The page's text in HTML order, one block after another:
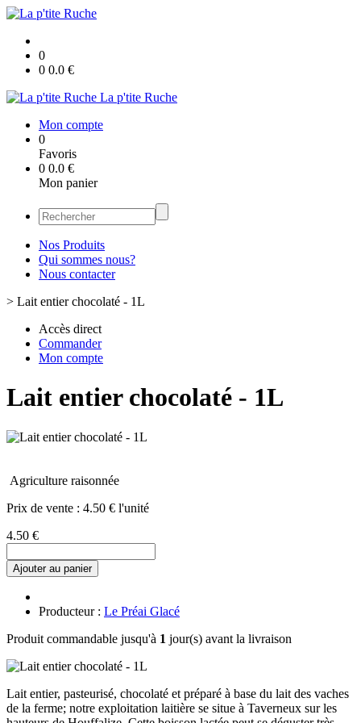
0
0 0.0 €
La p'tite Ruche
Mon compte
0
Favoris
0 0.0 €
Mon panier
Nos Produits
Qui sommes nous?
Nous contacter
> Lait entier chocolaté - 1L
Accès direct
Commander
Mon compte
Lait entier chocolaté - 1L
Agriculture raisonnée
Prix de vente : 4.50 € l'unité
4.50 €
Ajouter au panier
Producteur : Le Préai Glacé
Produit commandable jusqu'à 1 jour(s) avant la livraison
Lait entier, pasteurisé, chocolaté et préparé à base du lait des vaches
de la ferme; notre exploitation laitière se situe à Taverneux sur les